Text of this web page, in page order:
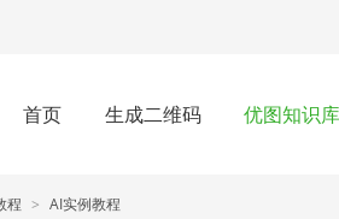
首页 生成二维码 优图知识库
程 > AI实例教程